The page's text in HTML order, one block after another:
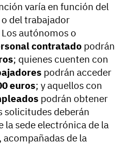
varía en función del
del trabajador
autónomos o
contratado podrán
; quienes cuenten con
podrán acceder
euros; y aquellos con
podrán obtener
solicitudes deberán
la sede electrónica de la
de la